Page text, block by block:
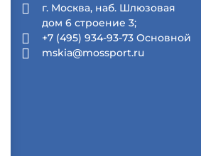
г. Москва, наб. Шлюзовая
дом 6 строение 3;
+7 (495) 934-93-73 Основной
mskia@mossport.ru